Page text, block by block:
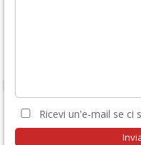
Ricevi un'e-mail se